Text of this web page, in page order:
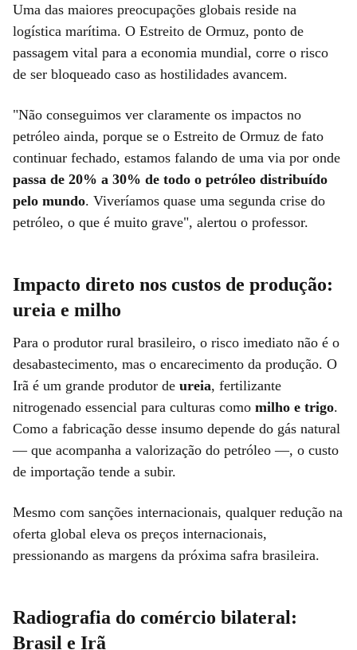
Uma das maiores preocupações globais reside na
logística marítima. O Estreito de Ormuz, ponto de
passagem vital para a economia mundial, corre o risco
de ser bloqueado caso as hostilidades avancem.
"Não conseguimos ver claramente os impactos no
petróleo ainda, porque se o Estreito de Ormuz de fato
continuar fechado, estamos falando de uma via por onde
passa de 20% a 30% de todo o petróleo distribuído
pelo mundo. Viveríamos quase uma segunda crise do
petróleo, o que é muito grave", alertou o professor.
Impacto direto nos custos de produção:
ureia e milho
Para o produtor rural brasileiro, o risco imediato não é o
desabastecimento, mas o encarecimento da produção. O
Irã é um grande produtor de ureia, fertilizante
nitrogenado essencial para culturas como milho e trigo.
Como a fabricação desse insumo depende do gás natural
— que acompanha a valorização do petróleo —, o custo
de importação tende a subir.
Mesmo com sanções internacionais, qualquer redução na
oferta global eleva os preços internacionais,
pressionando as margens da próxima safra brasileira.
Radiografia do comércio bilateral:
Brasil e Irã